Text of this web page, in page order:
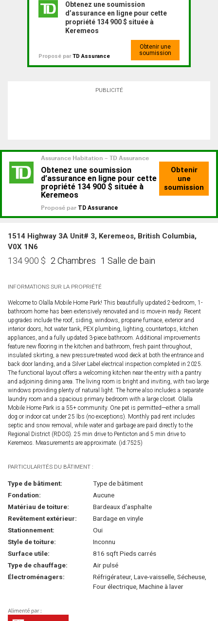
Obtenez une soumission
d’assurance en ligne pour cette
propriété 134 900 $ située à
Keremeos
Proposé parTD Assurance
Obtenir une
soumission
PUBLICITÉ
1514 Highway 3A Unit# 3, Keremeos, British Columbia,
V0X 1N6
134 900 $ 2 Chambres 1 Salle de bain
INFORMATIONS SUR LA PROPRIÉTÉ
Welcome to Olalla Mobile Home Park! This beautifully updated 2-bedroom, 1-
bathroom home has been extensively renovated and is move-in ready. Recent
upgrades include the roof, siding, windows, propane furnace, exterior and
interior doors, hot water tank, PEX plumbing, lighting, countertops, kitchen
appliances, and a fully updated 3-piece bathroom. Additional improvements
feature new flooring in the kitchen and bathroom, fresh paint throughout,
insulated skirting, a new pressure-treated wood deck at both the entrance and
back door landing, and a Silver Label electrical inspection completed in 2025.
The functional layout offers a welcoming kitchen near the entry with a pantry
and adjoining dining area. The living room is bright and inviting, with two large
windows providing plenty of natural light. The home also includes a separate
laundry room and a spacious primary bedroom with a large closet. Olalla
Mobile Home Park is a 55+ community. One pet is permitted—either a small
dog or indoor cat under 25 lbs (no exceptions). Monthly pad rent includes
septic and snow removal, while water and garbage are paid directly to the
Regional District (RDOS). 25 min drive to Penticton and 5 min drive to
Keremeos. Measurements are approximate. (id:7525)
PARTICULARITÉS DU BÂTIMENT :
Type de bâtiment:
Type de bâtiment
Fondation:
Aucune
Matériau de toiture:
Bardeaux d'asphalte
Revêtement extérieur:
Bardage en vinyle
Stationnement:
Oui
Style de toiture:
Inconnu
Surface utile:
816 sqft Pieds carrés
Type de chauffage:
Air pulsé
Électroménagers:
Réfrigérateur, Lave-vaisselle, Sécheuse,
Four électrique, Machine à laver